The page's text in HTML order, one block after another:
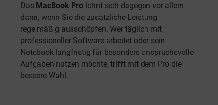
Das MacBook Pro lohnt sich dagegen vor allem
dann, wenn Sie die zusätzliche Leistung
regelmäßig ausschöpfen. Wer täglich mit
professioneller Software arbeitet oder sein
Notebook langfristig für besonders anspruchsvolle
Aufgaben nutzen möchte, trifft mit dem Pro die
bessere Wahl.